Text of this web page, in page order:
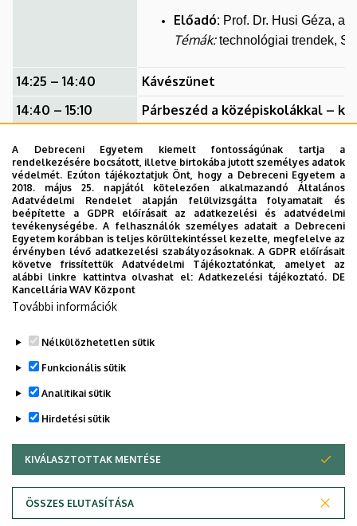
Előadó: Prof. Dr. Husi Géza, a
Témák:technológiai trendek,
14:25 – 14:40
Kávészünet
14:40 – 15:10
Párbeszéd a középiskolákkal –
Moderátor: Dr. T. Kiss Judit
Résztvevők:középiskolai
Téma:Hogyan támogathatják a
15:10 – 16:00 Látogatás a laborokban
Rövid szakmai bemutatók a Kar
Adatkezelési nyilatkozat
Legutóbbi frissítés: 2025. 08. 25. 13:59
Adatvédelem
A Debreceni Egyetem kiemelt fontosságúnak tartja a
rendelkezésére bocsátott, illetve birtokába jutott személyes adatok
védelmét. Ezúton tájékoztatjuk Önt, hogy a Debreceni Egyetem a
2018. május 25. napjától kötelezően alkalmazandó Általános
Adatvédelmi Rendelet alapján felülvizsgálta folyamatait és
beépítette a GDPR előírásait az adatkezelési és adatvédelmi
tevékenységébe. A felhasználók személyes adatait a Debreceni
Egyetem korábban is teljes körültekintéssel kezelte, megfelelve az
érvényben lévő adatkezelési szabályozásoknak. A GDPR előírásait
követve frissítettük Adatvédelmi Tájékoztatónkat, amelyet az
alábbi linkre kattintva olvashat el:Adatkezelési tájékoztató. DE
Kancellária WAV Központ
További információk
Nélkülözhetetlen sütik
Funkcionális sütik
Analitikai sütik
Hirdetési sütik
KIVÁLASZTOTTAK MENTÉSE
ÖSSZES ELUTASÍTÁSA
WITHDRAW CONSENT